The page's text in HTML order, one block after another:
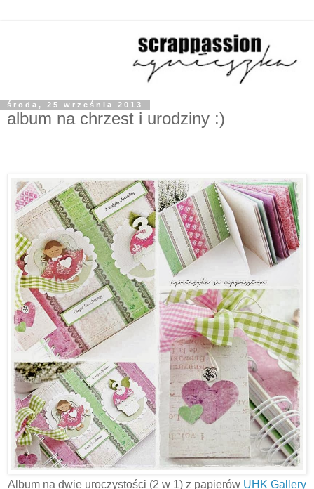
środa, 25 września 2013
album na chrzest i urodziny :)
Album na dwie uroczystości (2 w 1) z papierów UHK Gallery